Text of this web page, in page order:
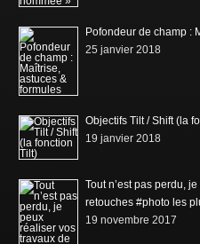
Pofondeur de champ :
25 janvier 2018
Objectifs Tilt / Shift (la
19 janvier 2018
Tout n’est pas perdu,
retouches #photo les
19 novembre 2017